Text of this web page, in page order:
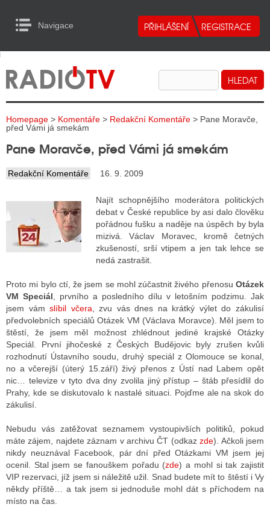
Navigace
RADIA
TELEVIZE
INTERNET
TISK
RÁDIÍ
TELEVIZE
TELEVIZÍ
VYSÍLAČE
INTERNET
RÁDIA
STRÁNKY RÁDIÍ
STRÁNKY TV
to Content
Homepage > Komentáře > Redakční Komentáře > Pane Moravče,
před Vámi já smekám
Pane Moravče, před Vámi já smekám
Redakční Komentáře 16. 9. 2009
Najít schopnějšího moderátora politických
debat v České republice by asi dalo člověku
pořádnou fušku a naděje na úspěch by byla
mizivá. Václav Moravec, kromě četných
zkušeností, srší vtipem a jen tak lehce se
nedá zastrašit.
Proto mi bylo ctí, že jsem se mohl zúčastnit živého přenosu Otázek
VM Speciál , prvního a posledního dílu v letošním podzimu. Jak
jsem vámslíbil včera , zvu vás dnes na krátký výlet do zákulisí
předvolebních speciálů Otázek VM (Václava Moravce). Měl jsem to
štěstí, že jsem měl možnost zhlédnout jediné krajské Otázky
Speciál. První jihočeské z Českých Budějovic byly zrušen kvůli
rozhodnutí Ústavního soudu, druhý speciál z Olomouce se konal,
no a včerejší (úterý 15.září) živý přenos z Ústí nad Labem opět
nic… televize v tyto dva dny zvolila jiný přístup – štáb přesídlil do
Prahy, kde se diskutovalo k nastalé situaci. Pojďme ale na skok do
zákulisí.
Nebudu vás zatěžovat seznamem vystoupivších politiků, pokud
máte zájem, najdete záznam v archivu ČT (odkazzde). Ačkoli jsem
nikdy neuznával Facebook, pár dní před Otázkami VM jsem jej
ocenil. Stal jsem se fanouškem pořadu (zde) a mohl si tak zajistit
VIP rezervaci, jíž jsem si náležitě užil. Snad budete mít to štěstí i Vy
někdy příště… a tak jsem si jednoduše mohl dát s příchodem na
místo na čas.